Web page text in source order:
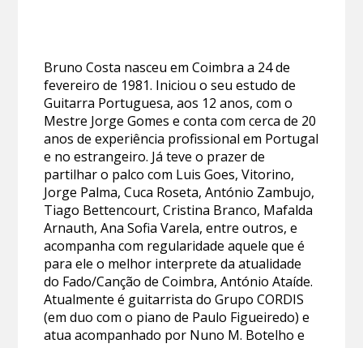
Bruno Costa nasceu em Coimbra a 24 de
fevereiro de 1981. Iniciou o seu estudo de
Guitarra Portuguesa, aos 12 anos, com o
Mestre Jorge Gomes e conta com cerca de 20
anos de experiência profissional em Portugal
e no estrangeiro. Já teve o prazer de
partilhar o palco com Luis Goes, Vitorino,
Jorge Palma, Cuca Roseta, António Zambujo,
Tiago Bettencourt, Cristina Branco, Mafalda
Arnauth, Ana Sofia Varela, entre outros, e
acompanha com regularidade aquele que é
para ele o melhor interprete da atualidade
do Fado/Canção de Coimbra, António Ataíde.
Atualmente é guitarrista do Grupo CORDIS
(em duo com o piano de Paulo Figueiredo) e
atua acompanhado por Nuno M. Botelho e